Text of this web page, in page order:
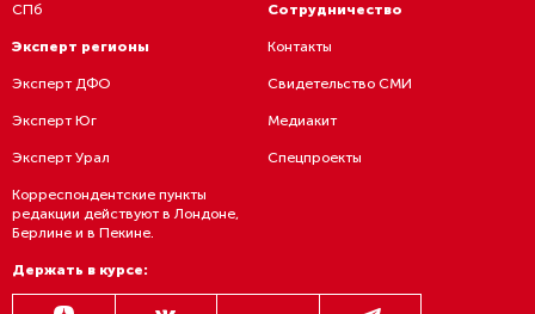
СПб
Эксперт регионы
Эксперт ДФО
Эксперт Юг
Эксперт Урал
Корреспондентские пункты
редакции действуют в Лондоне,
Берлине и в Пекине.
Сотрудничество
Контакты
Свидетельство СМИ
Медиакит
Спецпроекты
Держать в курсе: